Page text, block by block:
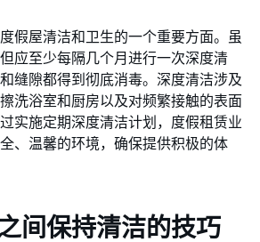
假屋清洁和卫生的一个重要方面。虽
应至少每隔几个月进行一次深度清
缝隙都得到彻底消毒。深度清洁涉及
洗浴室和厨房以及对频繁接触的表面
实施定期深度清洁计划，度假租赁业
、温馨的环境，确保提供积极的体
间保持清洁的技巧